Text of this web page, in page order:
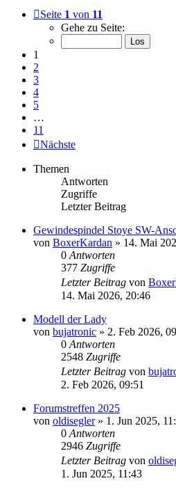
Seite 1 von 11
Gehe zu Seite:
1
2
3
4
5
…
11
Nächste
Themen
Antworten
Zugriffe
Letzter Beitrag
Gewindespindel Stoye SW-
von BoxerKardan » 14. Mai
0 Antworten
377 Zugriffe
Letzter Beitrag von
14. Mai 2026, 20:46
Modell der Lady
von bujatronic » 2. Feb 2026,
0 Antworten
2548 Zugriffe
Letzter Beitrag von
2. Feb 2026, 09:51
Forumstreffen 2025
von oldisegler» 1. Jun 2025,
0 Antworten
2946 Zugriffe
Letzter Beitrag von
1. Jun 2025, 11:43